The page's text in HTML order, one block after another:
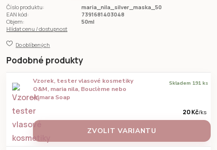
Číslo produktu:
maria_nila_silver_maska_50
EAN kód:
7391681403048
Objem:
50ml
Hlídat cenu / dostupnost
Do oblíbených
Podobné produkty
Vzorek, tester vlasové kosmetiky
O&M, maria nila, Bouclème nebo
Almara Soap
20 Kč/ks
Skladem 191 ks
ZVOLIT VARIANTU